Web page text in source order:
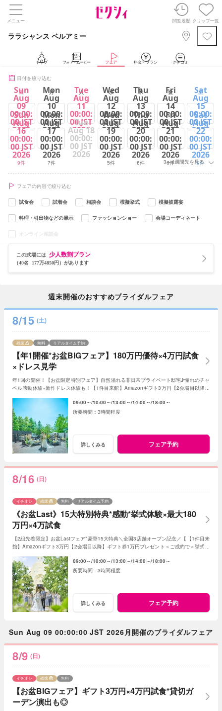
メニュー 閲覧履歴 クリップ一覧
ララシャンス ベルアミー
トップ フォト・ムービー フェア 料金・プラン クチコミ
日付を絞り込む
日 月 火 水 木 金 土
Sun
Aug
09
00:00:
00 JST
2026
9件
Mon
Aug
10
00:00:
00 JST
2026
7件
Tue
Aug
11
00:00:
00 JST
2026
9件
Wed
Aug
12
00:00:
00 JST
2026
5件
Thu
Aug
13
00:00:
00 JST
2026
6件
Fri
Aug
14
00:00:
00 JST
2026
6件
Sat
Aug
15
00:00:
00 JST
2026
9件
Sun
Aug
16
00:00:
00 JST
2026
9件
Mon
Aug
17
00:00:
00 JST
2026
7件
Tue
Aug 18
00:00:
00 JST
2026
Wed
Aug
19
00:00:
00 JST
2026
5件
Thu
Aug
20
00:00:
00 JST
2026
6件
Fri
Aug
21
00:00:
00 JST
2026
6件
Sat
Aug
22
00:00:
00 JST
2026
9件
3～4週間先を見る
フェアの内容で絞り込む
試食会 試着会 相談会 模擬挙式 模擬披露宴
料理・引出物などの展示 ファッションショー 会場コーディネート
オンライン相談会
この式場には 少人数割プラン
（40名 177万4850円）があります
週末開催のおすすめブライダルフェア
8/15 (土)
【年1開催*お盆BIGフェア】180万円優待×4万円試食
×ドレス見学
残席 無料 リアルタイム予約
年1回の開催！【お盆限定特別フェア】自然溢れる非日常プライベート邸宅♪憧れのチャ
ペル感動体験×新作ドレス体験も！【1件目来館】Amazonギフト3万円【2会場目以降】
09:00～ 10:00～ 13:00～ 14:00～ 18:00～
3時間程度
詳しくみる フェア予約
8/16 (日)
《お盆Last》15大特別特典*感動*挙式体験×最大180
万円×4万試食
イチオシ 残席 無料 リアルタイム予約
【2組先着限定】お盆Lastフェア*豪華15大特典＼全国3店舗オープン記念／【【1件目来
館】Amazonギフト3万円【2会場目以降】ギフト券1万円プレゼント＜ご成約で＞挙式料
09:00～ 10:00～ 13:00～ 14:00～ 18:00～
3時間程度
詳しくみる フェア予約
Sun Aug 09 00:00:00 JST 2026月開催のブライダルフェア
8/9 (日)
【お盆BIGフェア】ギフト3万円×4万円試食*貸切ガ
ーデン演出も◎
イチオシ 残席 無料